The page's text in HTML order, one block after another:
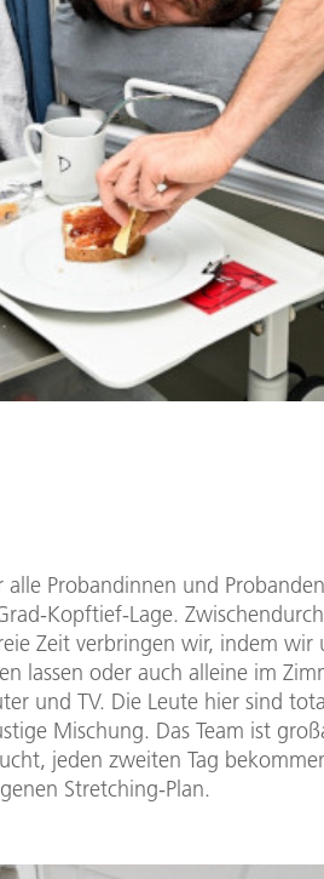
alle Probandinnen und
Kopftief-Lage.
Zeit verbringen wir, indem wir
lassen oder auch alleine im
und TV. Die Leute hier sind
Mischung. Das Team ist
jeden zweiten Tag
Stretching-Plan.